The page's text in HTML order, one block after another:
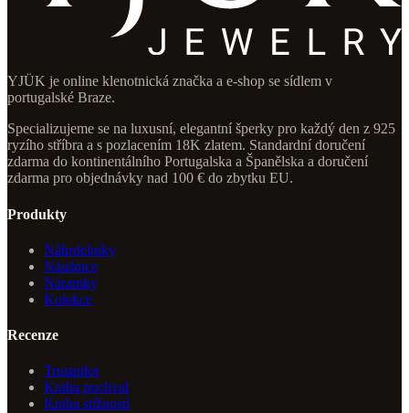
YJÜK je online klenotnická značka a e-shop se sídlem v
portugalské Braze.
Specializujeme se na luxusní, elegantní šperky pro každý den z 925
ryzího stříbra a s pozlacením 18K zlatem. Standardní doručení
zdarma do kontinentálního Portugalska a Španělska a doručení
zdarma pro objednávky nad 100 € do zbytku EU.
Produkty
Náhrdelníky
Náušnice
Náramky
Kolekce
Recenze
Trustpilot
Kniha pochval
Kniha stížností